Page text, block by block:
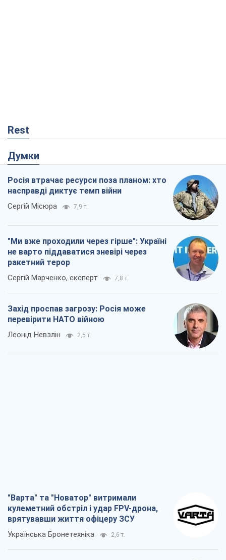
Rest
Думки
Росія втрачає ресурси поза планом: хто
насправді диктує темп війни
Сергій Місюра 7,9 т.
"Ми вже проходили через гірше": Україні
не варто піддаватися зневірі через
ракетний терор
Сергій Марченко, експерт 7,8 т.
Захід проспав загрозу: Росія може
перевірити НАТО війною
Леонід Невзлін 2,5 т.
"Варта" та "Новатор" витримали
кулеметний обстріл і удар FPV-дрона,
врятувавши життя офіцеру ЗСУ
Українська Бронетехніка 2,6 т.